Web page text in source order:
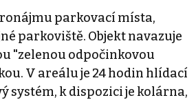
parkovací místa,
parkoviště. Objekt navazuje
"zelenou odpočinkovou
V areálu je 24 hodin hlídací
systém, k dispozici je kolárna,